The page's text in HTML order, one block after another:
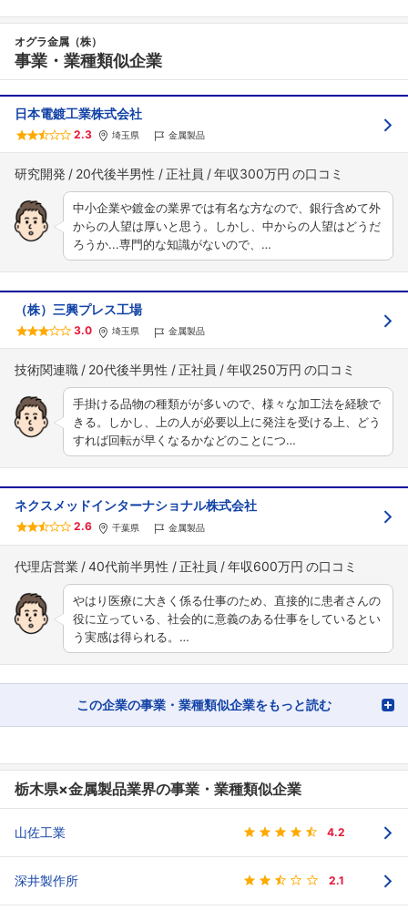
フォローしました
こちらの企業もフォローしませんか？
オグラ金属（株）
事業・業種類似企業
日本電鍍工業株式会社
2.3 埼玉県 金属製品
研究開発 20代後半男性 正社員 年収300万円
中小企業や鍍金の業界では有名な方なので、銀行含めて外
からの人望は厚いと思う。しかし、中からの人望はどうだ
ろうか...専門的な知識がないので、…
（株）三興プレス工場
3.0 埼玉県 金属製品
技術関連職 20代後半男性 正社員 年収250万円
手掛ける品物の種類がが多いので、様々な加工法を経験で
きる。しかし、上の人が必要以上に発注を受ける上、どう
すれば回転が早くなるかなどのことにつ…
ネクスメッドインターナショナル株式会社
2.6 千葉県 金属製品
代理店営業 40代前半男性 正社員 年収600万円
やはり医療に大きく係る仕事のため、直接的に患者さんの
役に立っている、社会的に意義のある仕事をしているとい
う実感は得られる。…
この企業の事業・業種類似企業をもっと読む
栃木県×金属製品業界の事業・業種類似企業
山佐工業 4.2
深井製作所 2.1